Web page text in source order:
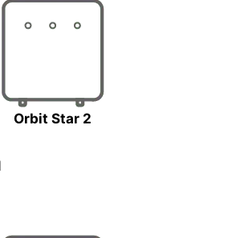
Orbit Star 2